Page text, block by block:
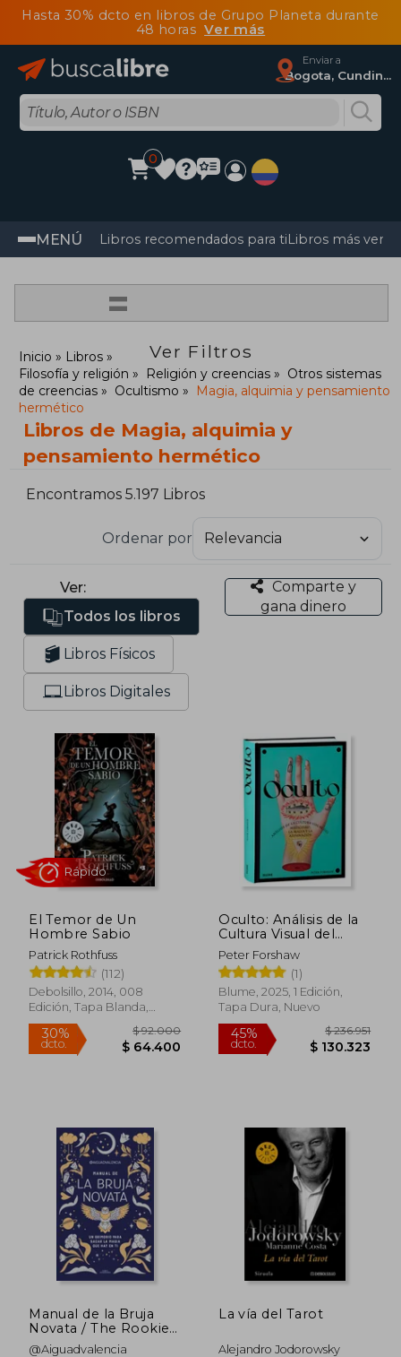
Hasta 30% dcto en libros de Grupo Planeta durante
48 horasVer más
Enviar a
Bogota, Cundinamarca
0
MENÚ Libros recomendados para tiLibros más
=
Ver Filtros
Inicio
Libros
Filosofía y religión
Religión y creencias
Otros sistemas
de creencias
Ocultismo
Magia, alquimia y pensamiento
hermético
Libros de Magia, alquimia y
pensamiento hermético
Encontramos 5.197 Libros
Ordenar por
Ver:
Todos los libros
Libros Físicos
Libros Digitales
Comparte y
gana dinero
El Temor de Un
Hombre Sabio
Patrick Rothfuss
(112)
Debolsillo, 2014, 008
Edición, Tapa Blanda,
Nuevo
30%
dcto.
$ 92.000
$ 64.400
Rápido
Oculto: Análisis de la
Cultura Visual del
Misticismo, la Magia y
la Adivinación
Peter Forshaw
(1)
Blume, 2025, 1 Edición,
Tapa Dura, Nuevo
45%
dcto.
Manual de la Bruja
Novata / The Rookie
Witch's Handbook
@Aiguadvalencia
La vía del Tarot
Alejandro Jodorowsky